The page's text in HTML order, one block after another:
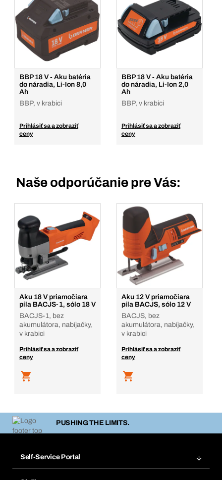
BBP 18 V - Aku batéria
do náradia, Li-Ion 8,0
Ah
BBP, v krabici
Prihlásiť sa a zobraziť
ceny
BBP 18 V - Aku batéria
do náradia, Li-Ion 2,0
Ah
BBP, v krabici
Prihlásiť sa a zobraziť
ceny
Naše odporúčanie pre Vás:
Aku 18 V priamočiara
píla BACJS-1, sólo 18 V
BACJS-1, bez
akumulátora, nabíjačky,
v krabici
Prihlásiť sa a zobraziť
ceny
Aku 12 V priamočiara
píla BACJS, sólo 12 V
BACJS, bez
akumulátora, nabíjačky,
v krabici
Prihlásiť sa a zobraziť
ceny
PUSHING THE LIMITS.
Self-Service Portal